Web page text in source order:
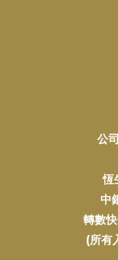
公
恆
中
轉數
(所有